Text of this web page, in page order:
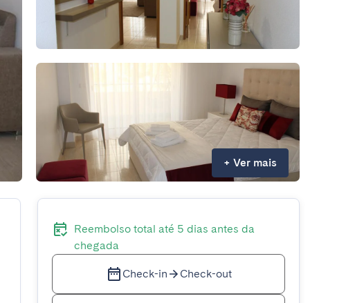
+ Ver mais
Reembolso total até 5 dias antes da
chegada
Check-in Check-out